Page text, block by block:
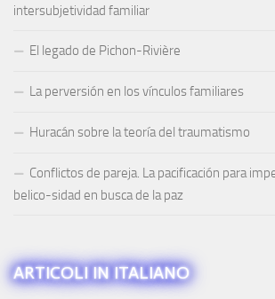
intersubjetividad familiar
El legado de Pichon-Rivière
La perversión en los vínculos familiares
Huracán sobre la teoría del traumatismo
Conflictos de pareja. La pacificación para
belico-sidad en busca de la paz
ARTICOLI IN ITALIANO